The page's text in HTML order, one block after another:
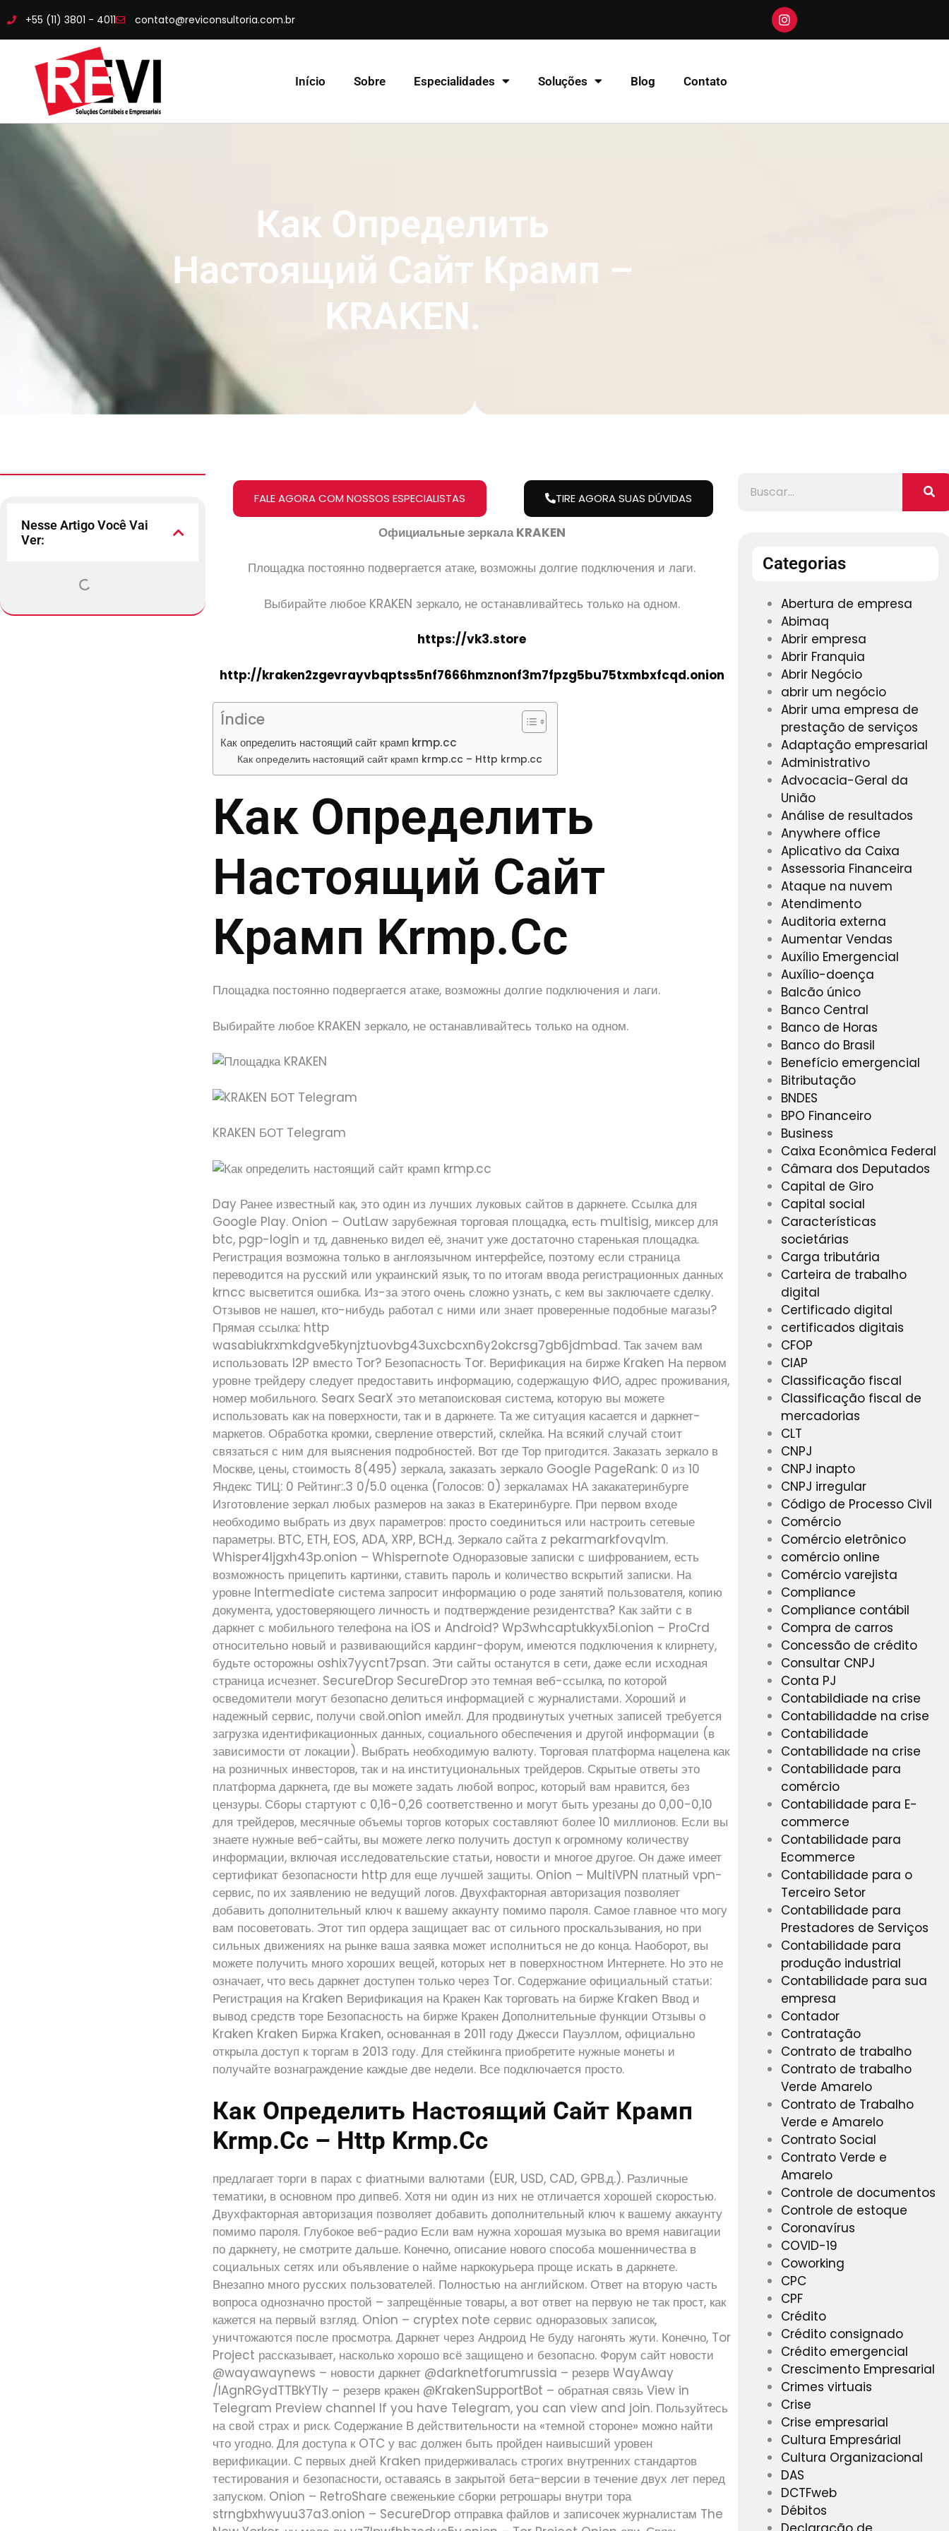
+55 (11) 3801 - 4011 contato@reviconsultoria.com.br
Início Sobre Especialidades Soluções Blog Contato
Как Определить
Настоящий Сайт Крамп –
KRAKEN.
Nesse Artigo Você Vai
Ver:
FALE AGORA COM NOSSOS ESPECIALISTAS TIRE AGORA SUAS DÚVIDAS
Официальные зеркала KRAKEN
Площадка постоянно подвергается атаке, возможны долгие подключения и лаги.
Выбирайте любое KRAKEN зеркало, не останавливайтесь только на одном.
https://vk3.store
http://kraken2zgevrayvbqptss5nf7666hmznonf3m7fpzg5bu75txmbxfcqd.onion
Índice
Как определить настоящий сайт крамп krmp.cc
Как определить настоящий сайт крамп krmp.cc – Http krmp.cc
Как Определить
Настоящий Сайт
Крамп Krmp.cc
Площадка постоянно подвергается атаке, возможны долгие подключения и лаги.
Выбирайте любое KRAKEN зеркало, не останавливайтесь только на одном.
KRAKEN БОТ Telegram
Day Ранее известный как, это один из лучших луковых сайтов в даркнете. Ссылка для
Google Play. Onion – OutLaw зарубежная торговая площадка, есть multisig, миксер для
btc, pgp-login и тд, давненько видел её, значит уже достаточно старенькая площадка.
Регистрация возможна только в англоязычном интерфейсе, поэтому если страница
переводится на русский или украинский язык, то по итогам ввода регистрационных данных
krncc высветится ошибка. Из-за этого очень сложно узнать, с кем вы заключаете сделку.
Отзывов не нашел, кто-нибудь работал с ними или знает проверенные подобные магазы?
Прямая ссылка: http
wasabiukrxmkdgve5kynjztuovbg43uxcbcxn6y2okcrsg7gb6jdmbad. Так зачем вам
использовать I2P вместо Tor? Безопасность Tor. Верификация на бирже Kraken На первом
уровне трейдеру следует предоставить информацию, содержащую ФИО, адрес проживания,
номер мобильного. Searx SearX это метапоисковая система, которую вы можете
использовать как на поверхности, так и в даркнете. Та же ситуация касается и даркнет-
маркетов. Обработка кромки, сверление отверстий, склейка. На всякий случай стоит
связаться с ним для выяснения подробностей. Вот где Тор пригодится. Заказать зеркало в
Москве, цены, стоимость 8(495) зеркала, заказать зеркало Google PageRank: 0 из 10
Яндекс ТИЦ: 0 Рейтинг:.3 0/5.0 оценка (Голосов: 0) зеркаламах НА закакатеринбурге
Изготовление зеркал любых размеров на заказ в Екатеринбурге. При первом входе
необходимо выбрать из двух параметров: просто соединиться или настроить сетевые
параметры. BTC, ETH, EOS, ADA, XRP, BCH.д. Зеркало сайта z pekarmarkfovqvlm.
Whisper4ljgxh43p.onion – Whispernote Одноразовые записки с шифрованием, есть
возможность прицепить картинки, ставить пароль и количество вскрытий записки. На
уровне Intermediate система запросит информацию о роде занятий пользователя, копию
документа, удостоверяющего личность и подтверждение резидентства? Как зайти с в
даркнет с мобильного телефона на iOS и Android? Wp3whcaptukkyx5i.onion – ProCrd
относительно новый и развивающийся кардинг-форум, имеются подключения к клирнету,
будьте осторожны oshix7yycnt7psan. Эти сайты останутся в сети, даже если исходная
страница исчезнет. SecureDrop SecureDrop это темная веб-ссылка, по которой
осведомители могут безопасно делиться информацией с журналистами. Хороший и
надежный сервис, получи свой.onion имейл. Для продвинутых учетных записей требуется
загрузка идентификационных данных, социального обеспечения и другой информации (в
зависимости от локации). Выбрать необходимую валюту. Торговая платформа нацелена как
на розничных инвесторов, так и на институциональных трейдеров. Скрытые ответы это
платформа даркнета, где вы можете задать любой вопрос, который вам нравится, без
цензуры. Сборы стартуют с 0,16-0,26 соответственно и могут быть урезаны до 0,00-0,10
для трейдеров, месячные объемы торгов которых составляют более 10 миллионов. Если вы
знаете нужные веб-сайты, вы можете легко получить доступ к огромному количеству
информации, включая исследовательские статьи, новости и многое другое. Он даже имеет
сертификат безопасности http для еще лучшей защиты. Onion – MultiVPN платный vpn-
сервис, по их заявлению не ведущий логов. Двухфакторная авторизация позволяет
добавить дополнительный ключ к вашему аккаунту помимо пароля. Самое главное что могу
вам посоветовать. Этот тип ордера защищает вас от сильного проскальзывания, но при
сильных движениях на рынке ваша заявка может исполниться не до конца. Наоборот, вы
можете получить много хороших вещей, которых нет в поверхностном Интернете. Но это не
означает, что весь даркнет доступен только через Tor. Содержание официальный статьи:
Регистрация на Kraken Верификация на Кракен Как торговать на бирже Kraken Ввод и
вывод средств торе Безопасность на бирже Кракен Дополнительные функции Отзывы о
Kraken Kraken Биржа Kraken, основанная в 2011 году Джесси Пауэллом, официально
открыла доступ к торгам в 2013 году. Для стейкинга приобретите нужные монеты и
получайте вознаграждение каждые две недели. Все подключается просто.
Как Определить Настоящий Сайт Крамп
Krmp.cc – Http Krmp.cc
предлагает торги в парах с фиатными валютами (EUR, USD, CAD, GPB.д.). Различные
тематики, в основном про дипвеб. Хотя ни один из них не отличается хорошей скоростью.
Двухфакторная авторизация позволяет добавить дополнительный ключ к вашему аккаунту
помимо пароля. Глубокое веб-радио Если вам нужна хорошая музыка во время навигации
по даркнету, не смотрите дальше. Конечно, описание нового способа мошенничества в
социальных сетях или объявление о найме наркокурьера проще искать в даркнете.
Внезапно много русских пользователей. Полностью на английском. Ответ на вторую часть
вопроса однозначно простой – запрещённые товары, а вот ответ на первую не так прост, как
кажется на первый взгляд. Onion – cryptex note сервис одноразовых записок,
уничтожаются после просмотра. Даркнет через Андроид Не буду нагонять жути. Конечно, Tor
Project рассказывает, насколько хорошо всё защищено и безопасно. Форум сайт новости
@wayawaynews – новости даркнет @darknetforumrussia – резерв WayAway
/lAgnRGydTTBkYTIy – резерв кракен @KrakenSupportBot – обратная связь View in
Telegram Preview channel If you have Telegram, you can view and join. Пользуйтесь
на свой страх и риск. Содержание В действительности на «темной стороне» можно найти
что угодно. Для доступа к OTC у вас должен быть пройден наивысший уровен
верификации. С первых дней Kraken придерживалась строгих внутренних стандартов
тестирования и безопасности, оставаясь в закрытой бета-версии в течение двух лет перед
запуском. Onion – RetroShare свеженькие сборки ретрошары внутри тора
strngbxhwyuu37a3.onion – SecureDrop отправка файлов и записочек журналистам The
Categorias
Abertura de empresa
Abimaq
Abrir empresa
Abrir Franquia
Abrir Negócio
abrir um negócio
Abrir uma empresa de
prestação de serviços
Adaptação empresarial
Administrativo
Advocacia-Geral da
União
Análise de resultados
Anywhere office
Aplicativo da Caixa
Assessoria Financeira
Ataque na nuvem
Atendimento
Auditoria externa
Aumentar Vendas
Auxílio Emergencial
Auxílio-doença
Balcão único
Banco Central
Banco de Horas
Banco do Brasil
Benefício emergencial
Bitributação
BNDES
BPO Financeiro
Business
Caixa Econômica Federal
Câmara dos Deputados
Capital de Giro
Capital social
Características
societárias
Carga tributária
Carteira de trabalho
digital
Certificado digital
certificados digitais
CFOP
CIAP
Classificação fiscal
Classificação fiscal de
mercadorias
CLT
CNPJ
CNPJ inapto
CNPJ irregular
Código de Processo Civil
Comércio
Comércio eletrônico
comércio online
Comércio varejista
Compliance
Compliance contábil
Compra de carros
Concessão de crédito
Consultar CNPJ
Conta PJ
Contabildiade na crise
Contabilidadde na crise
Contabilidade
Contabilidade na crise
Contabilidade para
comércio
Contabilidade para E-
commerce
Contabilidade para
Ecommerce
Contabilidade para o
Terceiro Setor
Contabilidade para
Prestadores de Serviços
Contabilidade para
produção industrial
Contabilidade para sua
empresa
Contador
Contratação
Contrato de trabalho
Contrato de trabalho
Verde Amarelo
Contrato de Trabalho
Verde e Amarelo
Contrato Social
Contrato Verde e
Amarelo
Controle de documentos
Controle de estoque
Coronavírus
COVID-19
Coworking
CPC
CPF
Crédito
Crédito consignado
Crédito emergencial
Crescimento Empresarial
Crimes virtuais
Crise
Crise empresarial
Cultura Empresárial
Cultura Organizacional
DAS
DCTFweb
Débitos